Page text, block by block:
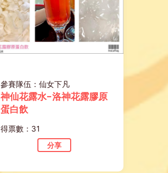
參賽隊伍：仙女下凡
神仙花露水-洛神花露膠原
蛋白飲
得票數：31
分享